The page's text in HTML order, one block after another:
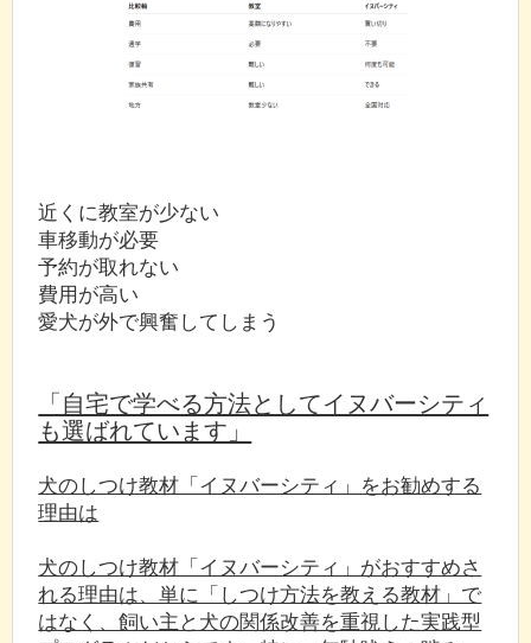
近くに教室が少ない
車移動が必要
予約が取れない
費用が高い
愛犬が外で興奮してしまう
「自宅で学べる方法としてイヌバーシティ
も選ばれています」
犬のしつけ教材「イヌバーシティ」をお勧めする
理由は
犬のしつけ教材「イヌバーシティ」がおすすめさ
れる理由は、単に「しつけ方法を教える教材」で
はなく、飼い主と犬の関係改善を重視した実践型